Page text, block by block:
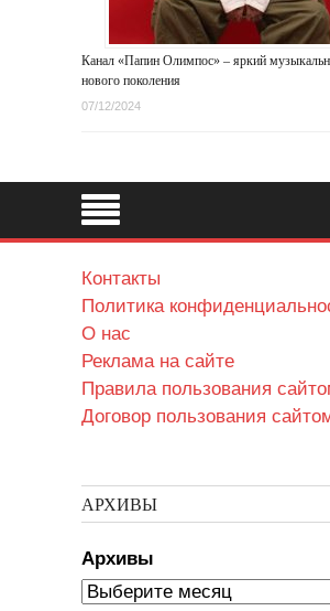
Канал «Папин Олимпос» – яркий
нового поколения
07/12/2024
Контакты
Политика
О нас
Реклама на сайте
Правила пользования
Договор пользования
АРХИВЫ
Архивы